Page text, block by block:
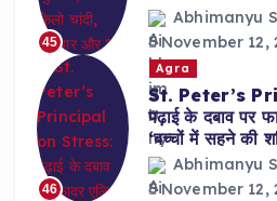
45
Abhimanyu
November 12,
46
Agra
St. Peter’s
पढ़ाई के दबाव पर
‘बच्चों में सहने की
Abhimanyu
November 12,